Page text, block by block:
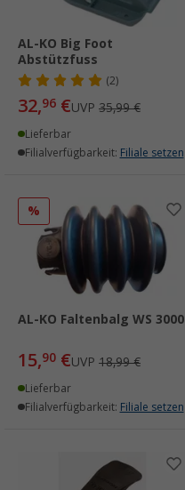
AL-KO Big Foot
Abstützfuss
(2)
32,96 €UVP 35,99 €
Lieferbar
Filialverfügbarkeit: Filiale setzen
%
AL-KO Faltenbalg WS 3000
15,90 €UVP 18,99 €
Lieferbar
Filialverfügbarkeit: Filiale setzen